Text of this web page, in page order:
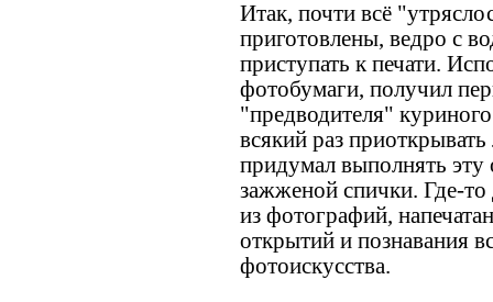
Итак, почти всё
приготовлены, ведро с
приступать к печати.
фотобумаги, получил
"предводителя"
всякий раз
придумал выполнять
зажженой спички. Где-
из фотографий,
открытий и познавания
фотоискусства.